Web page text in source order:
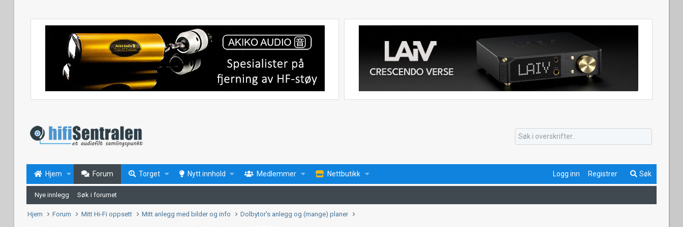
Hjem Forum Torget Nytt innhold Medlemmer Nettbutikk Logg inn Registrer Søk
Nye innlegg Søk i forumet
Hjem Forum Mitt Hi-Fi oppsett Mitt anlegg med bilder og info Dolbytor's anlegg og (mange) planer